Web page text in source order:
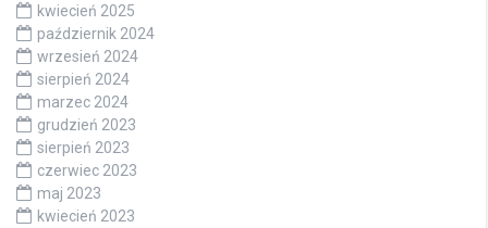
kwiecień 2025
październik 2024
wrzesień 2024
sierpień 2024
marzec 2024
grudzień 2023
sierpień 2023
czerwiec 2023
maj 2023
kwiecień 2023